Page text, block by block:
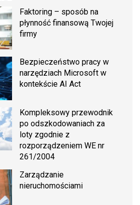
Faktoring – sposób na
płynność finansową Twojej
firmy
Bezpieczeństwo pracy w
narzędziach Microsoft w
kontekście AI Act
Kompleksowy przewodnik
po odszkodowaniach za
loty zgodnie z
rozporządzeniem WE nr
261/2004
Zarządzanie
nieruchomościami